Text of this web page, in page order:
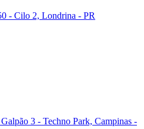
- Cilo 2, Londrina - PR
3 - Techno Park, Campinas -